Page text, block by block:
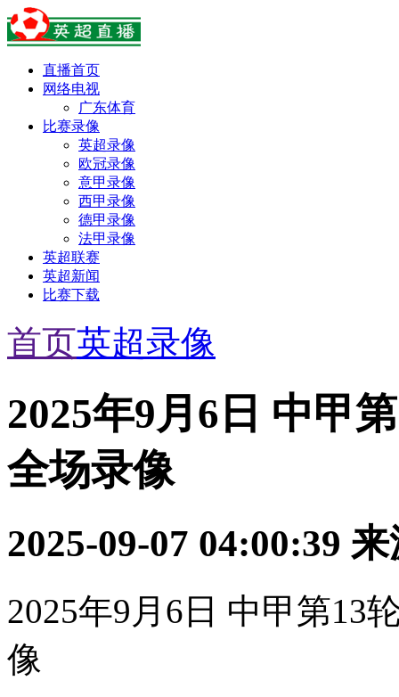
直播首页
网络电视
广东体育
比赛录像
英超录像
欧冠录像
意甲录像
西甲录像
德甲录像
法甲录像
英超联赛
英超新闻
比赛下载
首页英超录像
2025年9月6日 中甲
全场录像
2025-09-07 04:00:39 来
2025年9月6日 中甲第13
像